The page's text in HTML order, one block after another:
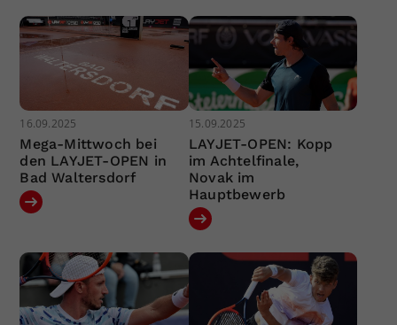
16.09.2025
Mega-Mittwoch bei
den LAYJET-OPEN in
Bad Waltersdorf
15.09.2025
LAYJET-OPEN: Kopp
im Achtelfinale,
Novak im
Hauptbewerb